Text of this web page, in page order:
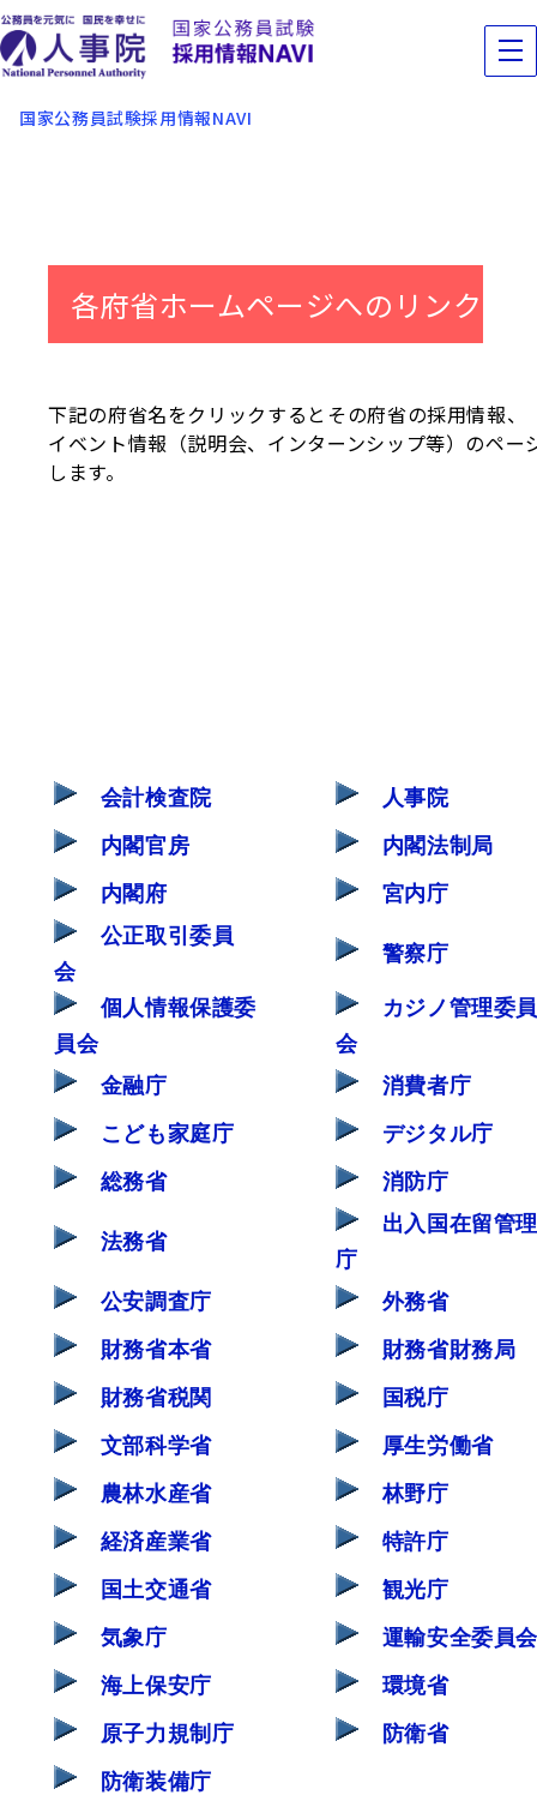
国家公務員試験採用情報NAVI
各府省ホームページへのリンク
下記の府省名をクリックするとその府省の採用情報、
イベント情報（説明会、インターンシップ等）のペー
します
会計検査院
人事院
内閣官房
内閣法制局
内閣府
宮内庁
公正取引委員
会
警察庁
個人情報保護委
員会
カジノ管理委
会
金融庁
消費者庁
こども家庭庁
デジタル庁
総務省
消防庁
法務省
出入国在留管
庁
公安調査庁
外務省
財務省本省
財務省財務局
財務省税関
国税庁
文部科学省
厚生労働省
農林水産省
林野庁
経済産業省
特許庁
国土交通省
観光庁
気象庁
運輸安全委員
海上保安庁
環境省
原子力規制庁
防衛省
防衛装備庁